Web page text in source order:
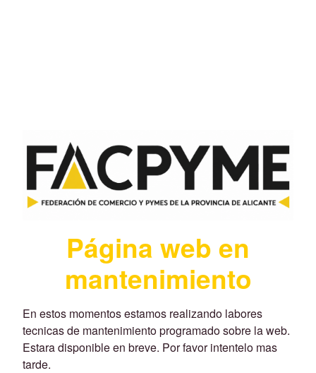
Página web en
mantenimiento
En estos momentos estamos realizando labores
tecnicas de mantenimiento programado sobre la web.
Estara disponible en breve. Por favor intentelo mas
tarde.